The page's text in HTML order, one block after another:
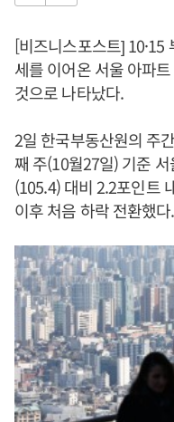
[비즈니스포스트]
세를 이어온 서울 아파
것으로 나타났다.
2일 한국부동산원의 주
째 주(10월27일) 기준
(105.4) 대비 2.2포인트
이후 처음 하락 전환했다.